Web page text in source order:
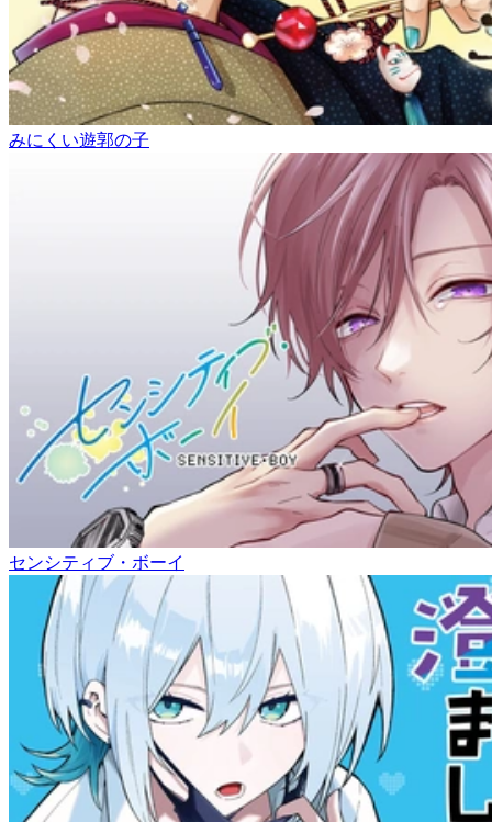
みにくい遊郭の子
センシティブ・ボーイ